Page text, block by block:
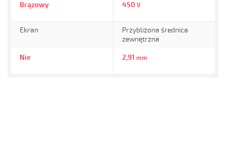
Brązowy 450 V
Ekran
Nie
Przybliżona średnica
zewnętrzna
2,91 mm